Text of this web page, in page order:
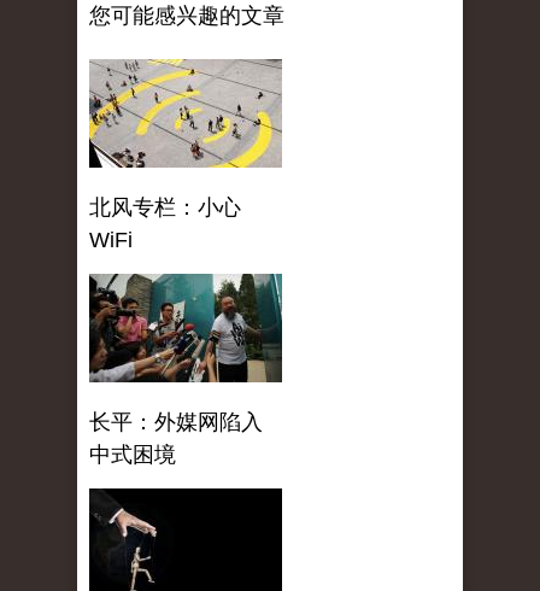
您可能感兴趣的文章
北风专栏：小心
WiFi
长平：外媒网陷入
中式困境